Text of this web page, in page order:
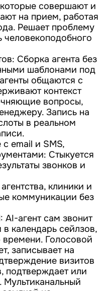
совершают и
на прием, работая
Решает проблему
человекоподобного
Сборка агента без
шаблонами под
общаются с
контекст
вопросы,
Запись на
в реальном
с email и SMS,
Стыкуется
звонков и
клиники и
коммуникации без
агент сам звонит
календарь сейлзов,
времени. Голосовой
записывает на
визитов
подтверждает или